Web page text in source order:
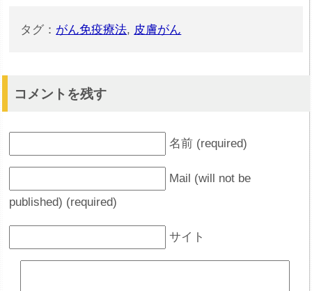
タグ： がん免疫療法, 皮膚がん
コメントを残す
名前 (required)
Mail (will not be
published) (required)
サイト